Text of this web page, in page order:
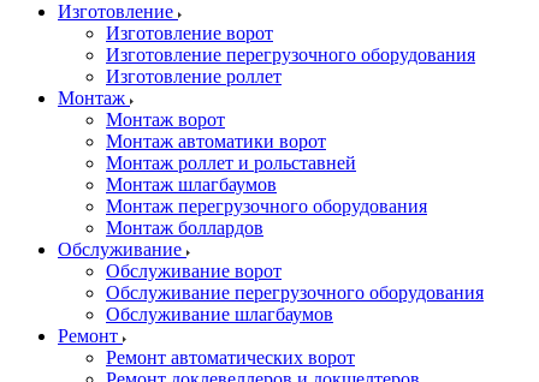
Изготовление
Изготовление ворот
Изготовление перегрузочного оборудования
Изготовление роллет
Монтаж
Монтаж ворот
Монтаж автоматики ворот
Монтаж роллет и рольставней
Монтаж шлагбаумов
Монтаж перегрузочного оборудования
Монтаж боллардов
Обслуживание
Обслуживание ворот
Обслуживание перегрузочного оборудования
Обслуживание шлагбаумов
Ремонт
Ремонт автоматических ворот